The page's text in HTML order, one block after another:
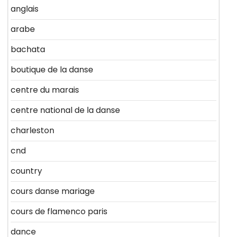
anglais
arabe
bachata
boutique de la danse
centre du marais
centre national de la danse
charleston
cnd
country
cours danse mariage
cours de flamenco paris
dance